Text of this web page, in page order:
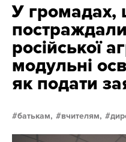
У громадах,
російської
модульні
як подати
батькам, вчителям,